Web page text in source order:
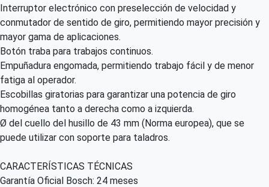
Interruptor electrónico con preselección de velocidad y
conmutador de sentido de giro, permitiendo mayor precisión y
mayor gama de aplicaciones.
Botón traba para trabajos continuos.
Empuñadura engomada, permitiendo trabajo fácil y de menor
fatiga al operador.
Escobillas giratorias para garantizar una potencia de giro
homogénea tanto a derecha como a izquierda.
Ø del cuello del husillo de 43 mm (Norma europea), que se
puede utilizar con soporte para taladros.
CARACTERÍSTICAS TÉCNICAS
Garantía Oficial Bosch: 24 meses